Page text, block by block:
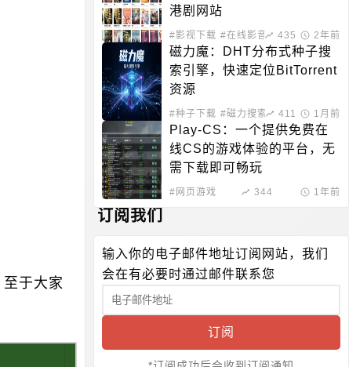
于大家
港剧网站
#影视下载 #在线影音 435 2年前
磁力魔：DHT分布式种子搜
索引擎，快速定位BitTorrent
资源
#种子下载 #磁力搜索 411 1月前
Play-CS：一个提供免费在
线CS的游戏体验的平台，无
需下载即可畅玩
#网页游戏 344 1年前
订阅我们
输入你的电子邮件地址订阅网站，我们
会在有必要时通过邮件联系您
订阅